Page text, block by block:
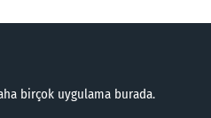
birçok uygulama burada.